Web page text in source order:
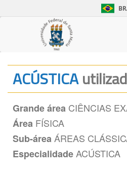
ACÚSTICA
Grande área CIÊNCIAS
Área FÍSICA
Sub-área ÁREAS
Especialidade ACÚSTICA